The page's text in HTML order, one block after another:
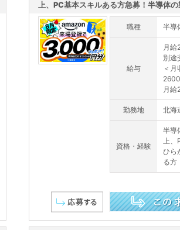
上、PC基本スキルある方急募！半導体
職種 半導
給与
月
別途
＜月
月
勤務地 北海
資格・経験
半導
上、
ひら
る方